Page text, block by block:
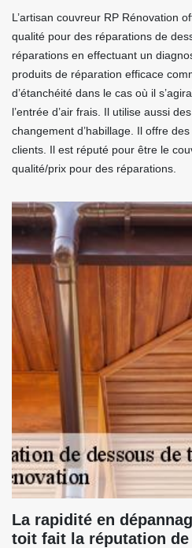
L’artisan couvreur RP Rénovation
qualité pour des réparations de
réparations en effectuant un
produits de réparation efficace
d’étanchéité dans le cas où il
l’entrée d’air frais. Il utilise aussi
changement d’habillage. Il offre
clients. Il est réputé pour être le
qualité/prix pour des réparations.
La rapidité en
toit fait la réputation de